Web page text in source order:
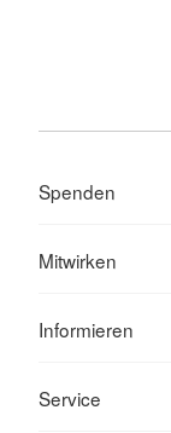
Spenden
Mitwirken
Informieren
Service